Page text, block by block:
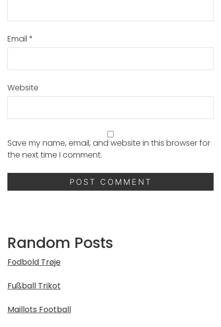
Email *
Website
Save my name, email, and website in this browser for
the next time I comment.
Random Posts
Fodbold Trøje
Fußball Trikot
Maillots Football